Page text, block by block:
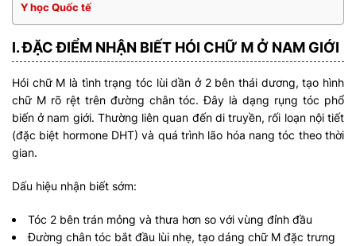
Y học Quốc tế
I. ĐẶC ĐIỂM NHẬN BIẾT HÓI CHỮ M Ở NAM GIỚI
Hói chữ M là tình trạng tóc lùi dần ở 2 bên thái dương, tạo hình
chữ M rõ rệt trên đường chân tóc. Đây là dạng rụng tóc phổ
biến ở nam giới. Thường liên quan đến di truyền, rối loạn nội tiết
(đặc biệt hormone DHT) và quá trình lão hóa nang tóc theo thời
gian.
Dấu hiệu nhận biết sớm:
Tóc 2 bên trán mỏng và thưa hơn so với vùng đỉnh đầu
Đường chân tóc bắt đầu lùi nhẹ, tạo dáng chữ M đặc trưng